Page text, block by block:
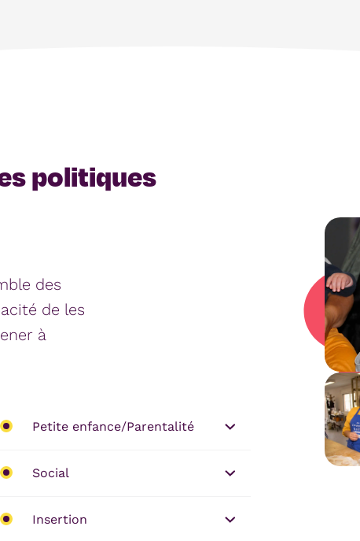
politiques
des
de les
à
Petite enfance/Parentalité
Social
Insertion